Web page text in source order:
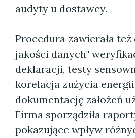
audyty u dostawcy.
Procedura zawierała
jakości danych"
deklaracji, testy
korelacja zużycia
dokumentację założeń
Firma sporządziła
pokazujące wpływ